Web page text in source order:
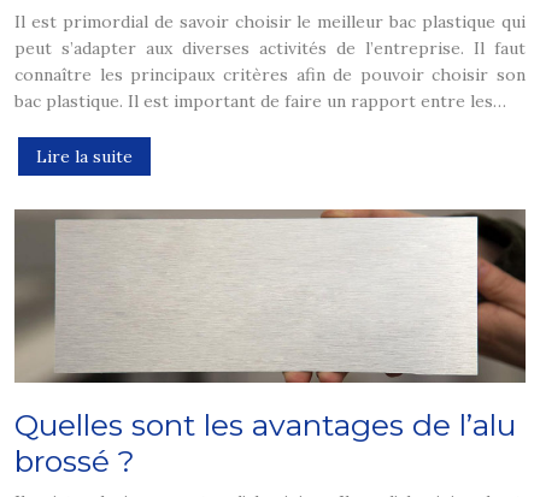
Il est primordial de savoir choisir le meilleur bac plastique qui
peut s’adapter aux diverses activités de l’entreprise. Il faut
connaître les principaux critères afin de pouvoir choisir son
bac plastique. Il est important de faire un rapport entre les…
Lire la suite
Quelles sont les avantages de l’alu
brossé ?